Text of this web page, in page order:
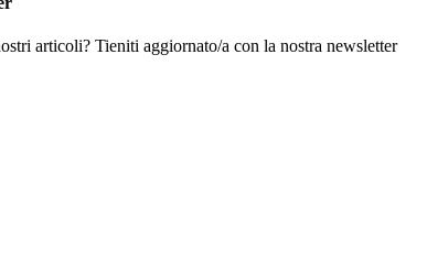
articoli? Tieniti aggiornato/a con la nostra newsletter